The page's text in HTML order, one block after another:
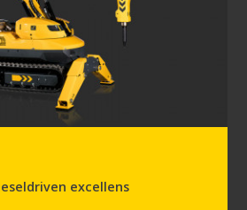
excellens